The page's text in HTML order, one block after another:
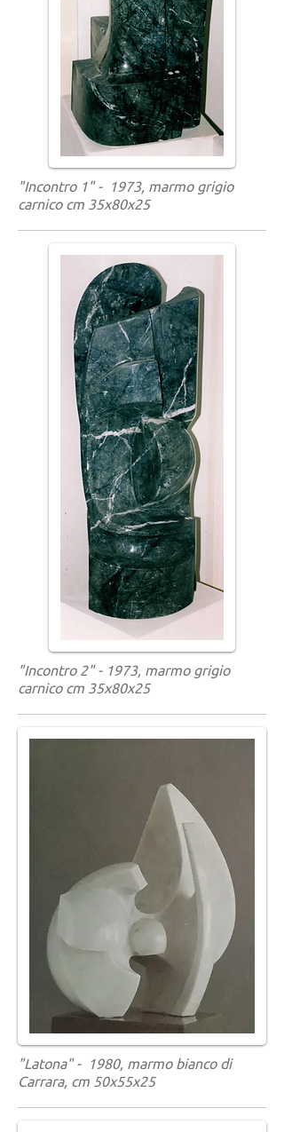
"Incontro 1" - 1973, marmo grigio
carnico cm 35x80x25
"Incontro 2" - 1973, marmo grigio
carnico cm 35x80x25
"Latona" - 1980, marmo bianco di
Carrara, cm 50x55x25